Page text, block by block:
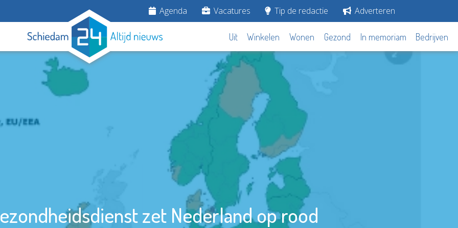
Agenda Vacatures Tip de redactie Adverteren
Uit Winkelen Wonen Gezond In memoriam Bedrijven
zet Nederland op rood